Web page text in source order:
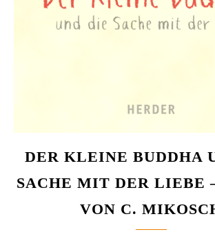
DER KLEINE BUDDHA
SACHE MIT DER LIEBE
VON C.